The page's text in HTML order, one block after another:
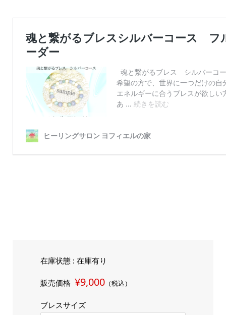
在庫状態 : 在庫有り
販売価格 ¥9,000（税込）
ブレスサイズ